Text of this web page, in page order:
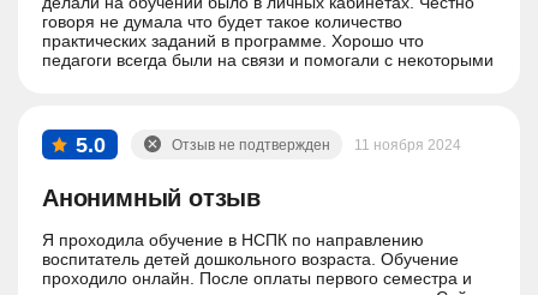
говоря не думала что будет такое количество
практических заданий в программе. Хорошо что
педагоги всегда были на связи и помогали с некоторыми
5.0
Анонимный отзыв
11 ноября 2024
Отзыв не подтвержден
Я проходила обучение в НСПК по направлению
воспитатель детей дошкольного возраста. Обучение
проходило онлайн. После оплаты первого семестра и